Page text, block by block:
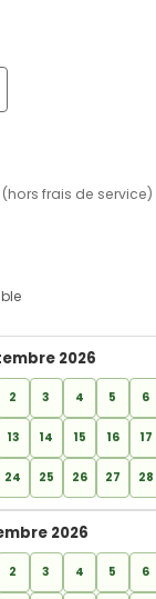
frais de service)
2026
2 3 4 5 6
13 14 15 16 17
24 25 26 27 28
2026
2 3 4 5 6